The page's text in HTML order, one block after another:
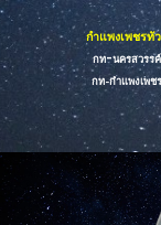
กำแพงเพชรทั
กท-นครสวรรค์
กท-กำแพงเพชร